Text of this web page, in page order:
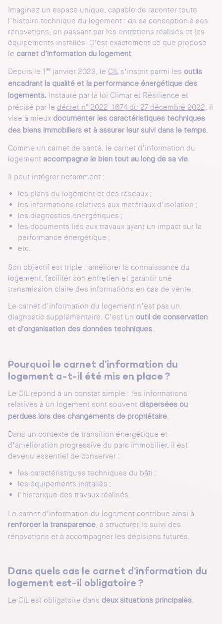
Imaginez un espace unique, capable de raconter toute
l’histoire technique du logement : de sa conception à ses
rénovations, en passant par les entretiens réalisés et les
équipements installés. C’est exactement ce que propose
le carnet d’information du logement.
Depuis le 1er janvier 2023, le CIL s’inscrit parmi les outils
encadrant la qualité et la performance énergétique des
logements. Instauré par la loi Climat et Résilience et
précisé par le décret n° 2022-1674 du 27 décembre 2022, il
vise à mieux documenter les caractéristiques techniques
des biens immobiliers et à assurer leur suivi dans le temps.
Comme un carnet de santé, le carnet d’information du
logement accompagne le bien tout au long de sa vie.
Il peut intégrer notamment :
les plans du logement et des réseaux ;
les informations relatives aux matériaux d’isolation ;
les diagnostics énergétiques ;
les documents liés aux travaux ayant un impact sur la
performance énergétique ;
etc.
Son objectif est triple : améliorer la connaissance du
logement, faciliter son entretien et garantir une
transmission claire des informations en cas de vente.
Le carnet d’information du logement n’est pas un
diagnostic supplémentaire. C’est un outil de conservation
et d’organisation des données techniques.
Pourquoi le carnet d’information du
logement a-t-il été mis en place ?
Le CIL répond à un constat simple : les informations
relatives à un logement sont souvent dispersées ou
perdues lors des changements de propriétaire.
Dans un contexte de transition énergétique et
d’amélioration progressive du parc immobilier, il est
devenu essentiel de conserver :
les caractéristiques techniques du bâti ;
les équipements installés ;
l’historique des travaux réalisés.
Le carnet d’information du logement contribue ainsi à
renforcer la transparence, à structurer le suivi des
rénovations et à accompagner les décisions futures.
Dans quels cas le carnet d’information du
logement est-il obligatoire ?
Le CIL est obligatoire dans deux situations principales.